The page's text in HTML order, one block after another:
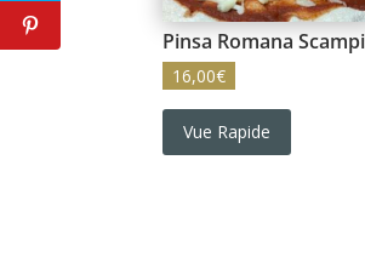
Pinsa Romana
16,00€
Vue Rapide